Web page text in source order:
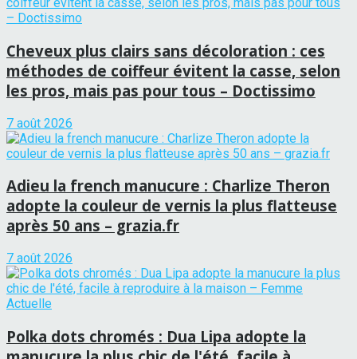
Cheveux plus clairs sans décoloration : ces
méthodes de coiffeur évitent la casse, selon
les pros, mais pas pour tous – Doctissimo
7 août 2026
Adieu la french manucure : Charlize Theron
adopte la couleur de vernis la plus flatteuse
après 50 ans – grazia.fr
7 août 2026
Polka dots chromés : Dua Lipa adopte la